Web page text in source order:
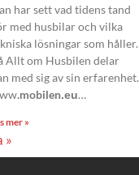
har sett vad tidens tand
med husbilar och vilka
lösningar som håller.
Allt om Husbilen delar
med sig av sin erfarenhet.
.mobilen.eu…
mer »
»